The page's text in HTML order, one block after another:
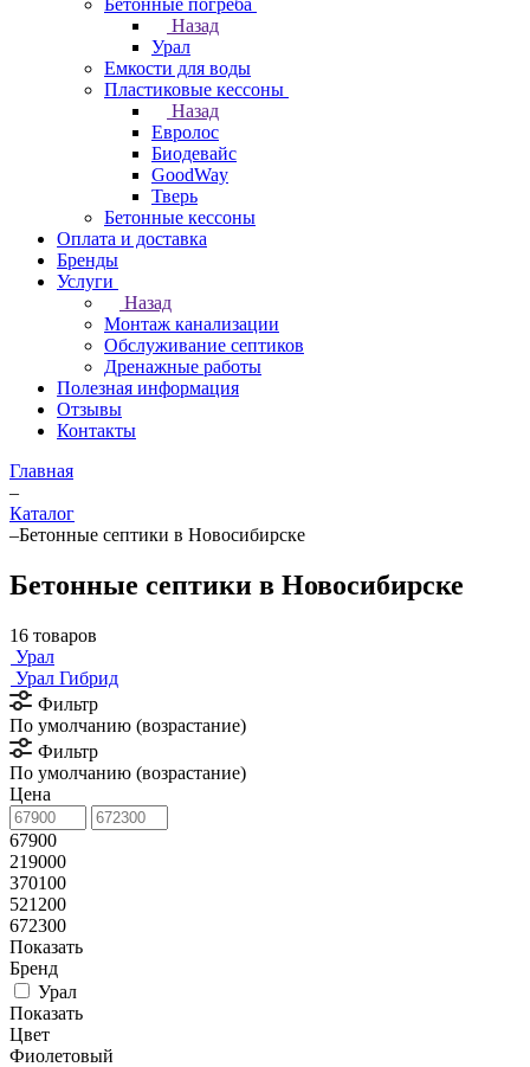
Бетонные погреба
Назад
Урал
Емкости для воды
Пластиковые кессоны
Назад
Евролос
Биодевайс
GoodWay
Тверь
Бетонные кессоны
Оплата и доставка
Бренды
Услуги
Назад
Монтаж канализации
Обслуживание септиков
Дренажные работы
Полезная информация
Отзывы
Контакты
Главная
–
Каталог
–Бетонные септики в Новосибирске
Бетонные септики в Новосибирске
16 товаров
Урал
Урал Гибрид
Фильтр
По умолчанию (возрастание)
Фильтр
По умолчанию (возрастание)
Цена
67900
219000
370100
521200
672300
Показать
Бренд
Урал
Показать
Цвет
Фиолетовый